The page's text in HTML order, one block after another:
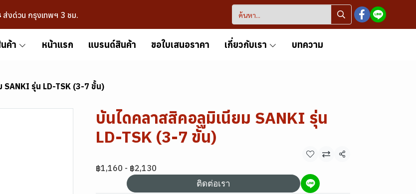
ส่งด่วน กรุงเทพฯ 3 ชม.
ค้า หน้าแรก แบรนด์สินค้า ขอใบเสนอราคา เกี่ยวกับเรา บทความ
SANKI รุ่น LD-TSK (3-7 ขั้น)
บันไดคลาสสิคอลูมิเนียม SANKI รุ่น
LD-TSK (3-7 ขั้น)
แชร์
฿1,160 - ฿2,130
ติดต่อเรา